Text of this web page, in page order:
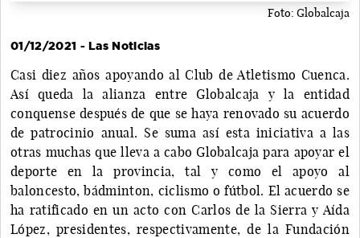
Foto: Globalcaja
01/12/2021 - Las Noticias
Casi diez años apoyando al Club de Atletismo Cuenca.
Así queda la alianza entre Globalcaja y la entidad
conquense después de que se haya renovado su acuerdo
de patrocinio anual. Se suma así esta iniciativa a las
otras muchas que lleva a cabo Globalcaja para apoyar el
deporte en la provincia, tal y como el apoyo al
baloncesto, bádminton, ciclismo o fútbol. El acuerdo se
ha ratificado en un acto con Carlos de la Sierra y Aída
López, presidentes, respectivamente, de la Fundación